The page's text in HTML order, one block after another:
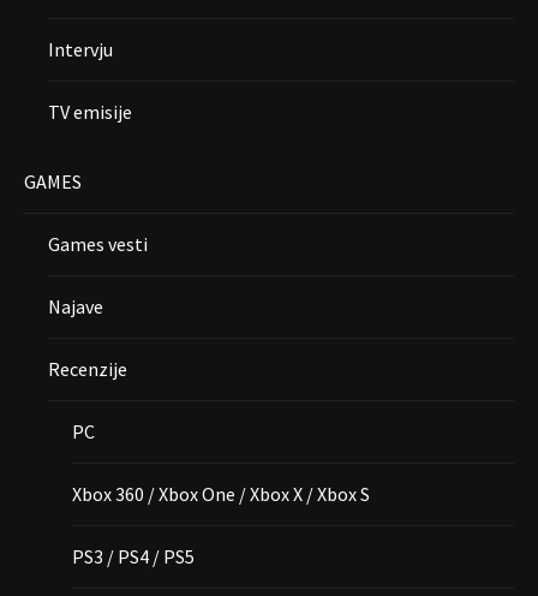
Intervju
TV emisije
GAMES
Games vesti
Najave
Recenzije
PC
Xbox 360 / Xbox One / Xbox X / Xbox S
PS3 / PS4 / PS5